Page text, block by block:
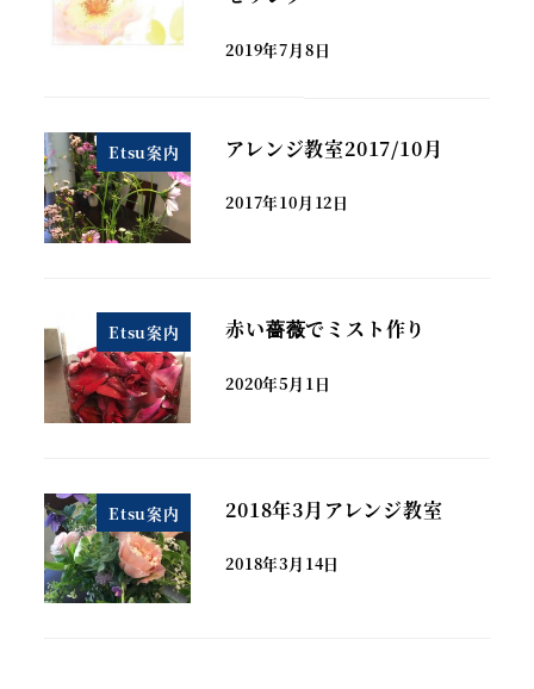
2019年7月8日
Etsu案内 アレンジ教室2017/10月
2017年10月12日
Etsu案内 赤い薔薇でミスト作り
2020年5月1日
Etsu案内 2018年3月アレンジ教室
2018年3月14日